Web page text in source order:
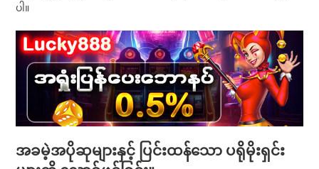
ပါ။
အခမဲ့အပိုဆုများနှင့် ပြင်းထန်သော ပရိုမိုးရှင်း